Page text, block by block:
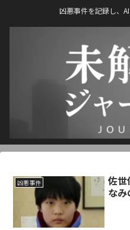
凶悪事件を記録し、
凶悪事件
佐世
な